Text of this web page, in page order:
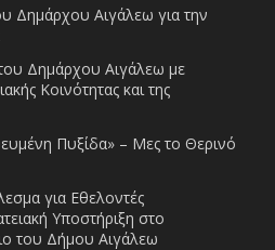
Δημάρχου Αιγάλεω για την
Δημάρχου Αιγάλεω με
Κοινότητας και της
Πυξίδα» – Μες το Θερινό
για Εθελοντές
Υποστήριξη στο
του Δήμου Αιγάλεω